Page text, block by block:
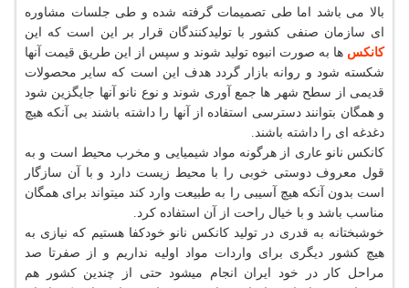
بالا می باشد اما طی تصمیمات گرفته شده و طی جلسات مشاوره
ای سازمان صنفی کشور با تولیدکنندگان قرار بر این است که این
کانکس ها به صورت انبوه تولید شوند و سپس از این طریق قیمت آنها
شکسته شود و روانه بازار گردد هدف این است که سایر محصولات
قدیمی از سطح شهر ها جمع آوری شوند و نوع نانو آنها جایگزین شود
و همگان بتوانند دسترسی استفاده از آنها را داشته باشند بی آنکه هیچ
دغدغه ای را داشته باشند.
کانکس نانو عاری از هرگونه مواد شیمیایی و مخرب محیط است و به
قول معروف دوستی خوبی را با محیط زیست دارد و با آن سازگار
است بدون آنکه هیچ آسیبی را به طبیعت وارد کند میتواند برای همگان
مناسب باشد و با خیال راحت از آن استفاده کرد.
خوشبختانه به قدری در تولید کانکس نانو خودکفا هستیم که نیازی به
هیچ کشور دیگری برای واردات مواد اولیه نداریم و از صفرتا صد
مراحل کار در خود ایران انجام میشود حتی از چندین کشور هم